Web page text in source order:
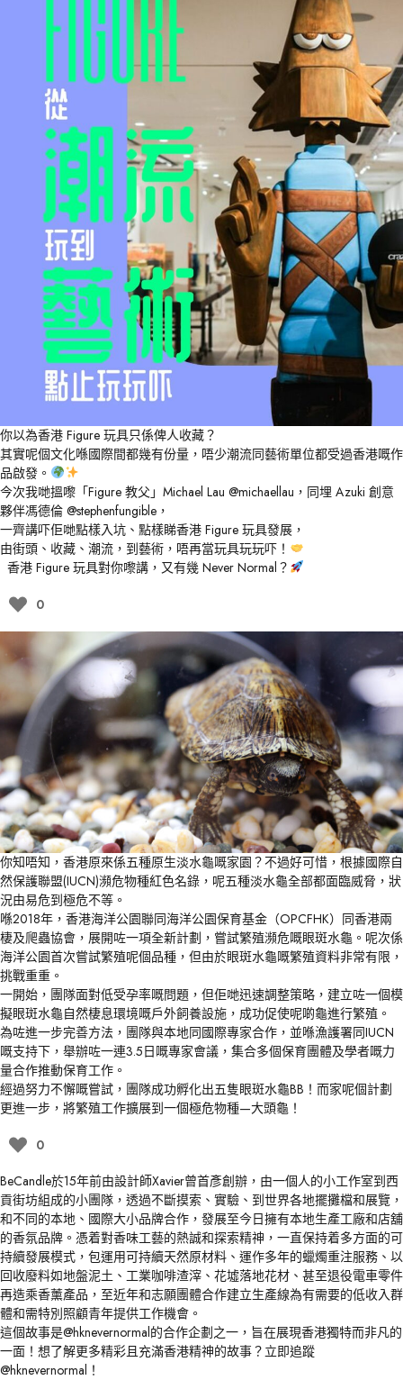
你以為香港 Figure 玩具只係俾人收藏？
其實呢個文化喺國際間都幾有份量，唔少潮流同藝術單位都受過香港嘅作
品啟發。
今次我哋搵嚟「Figure 教父」Michael Lau @michaellau ，同埋 Azuki 創意
夥伴馮德倫 @stephenfungible ，
一齊講吓佢哋點樣入坑、點樣睇香港 Figure 玩具發展，
由街頭、收藏、潮流，到藝術，唔再當玩具玩玩吓！
香港 Figure 玩具對你嚟講，又有幾 Never Normal？
0
你知唔知，香港原來係五種原生淡水龜嘅家園？不過好可惜，根據國際自
然保護聯盟(IUCN)瀕危物種紅色名錄，呢五種淡水龜全部都面臨威脅，狀
況由易危到極危不等。
喺2018年，香港海洋公園聯同海洋公園保育基金（OPCFHK）同香港兩
棲及爬蟲協會，展開咗一項全新計劃，嘗試繁殖瀕危嘅眼斑水龜。呢次係
海洋公園首次嘗試繁殖呢個品種，但由於眼斑水龜嘅繁殖資料非常有限，
挑戰重重。
一開始，團隊面對低受孕率嘅問題，但佢哋迅速調整策略，建立咗一個模
擬眼斑水龜自然棲息環境嘅戶外飼養設施，成功促使呢啲龜進行繁殖。
為咗進一步完善方法，團隊與本地同國際專家合作，並喺漁護署同IUCN
嘅支持下，舉辦咗一連3.5日嘅專家會議，集合多個保育團體及學者嘅力
量合作推動保育工作。
經過努力不懈嘅嘗試，團隊成功孵化出五隻眼斑水龜BB！而家呢個計劃
更進一步，將繁殖工作擴展到一個極危物種—大頭龜！
0
BeCandle於15年前由設計師Xavier曾首彥創辦，由一個人的小工作室到西
貢街坊組成的小團隊，透過不斷摸索、實驗、到世界各地擺攤檔和展覽，
和不同的本地、國際大小品牌合作，發展至今日擁有本地生產工廠和店舖
的香氛品牌。憑着對香味工藝的熱誠和探索精神，一直保持着多方面的可
持續發展模式，包運用可持續天然原材料、運作多年的蠟燭重注服務、以
回收廢料如地盤泥土、工業咖啡渣滓、花墟落地花材、甚至退役電車零件
再造乘香薰產品，至近年和志願團體合作建立生產線為有需要的低收入群
體和需特別照顧青年提供工作機會。
這個故事是@hknevernormal的合作企劃之一，旨在展現香港獨特而非凡的
一面！想了解更多精彩且充滿香港精神的故事？立即追蹤
@hknevernormal！